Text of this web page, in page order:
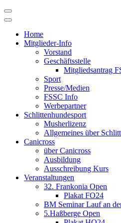
Skip
to
Home
Mitglieder-Info
Vorstand
Geschäftsstelle
Mitgliedsantrag
Sport
Presse/Medien
FSSC Info
Werbepartner
Schlittenhundesport
Musherlizenz
Allgemeines über
Canicross
über Canicross
Ausbildung
Ausschreibung Kurs
Veranstaltungen
32. Frankonia Open
Plakat FO24
BM Seminar Lauf an
5.Haßberge Open